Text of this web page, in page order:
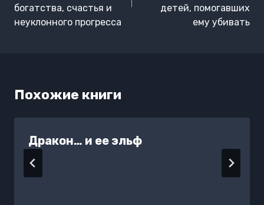
богатства, счастья и
неуклонного прогресса
детей, помогавших
ему убивать
Похожие книги
Дракон… и ее эльф